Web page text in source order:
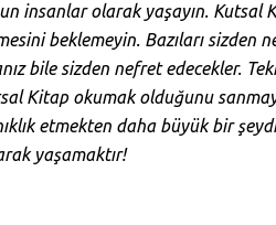
insanlar olarak yaşayın. Kutsal
beklemeyin. Bazıları sizden
bile sizden nefret edecekler.
Kitap okumak olduğunu
etmekten daha büyük bir
yaşamaktır!